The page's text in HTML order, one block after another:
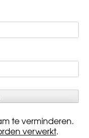
te verminderen.
verwerkt.